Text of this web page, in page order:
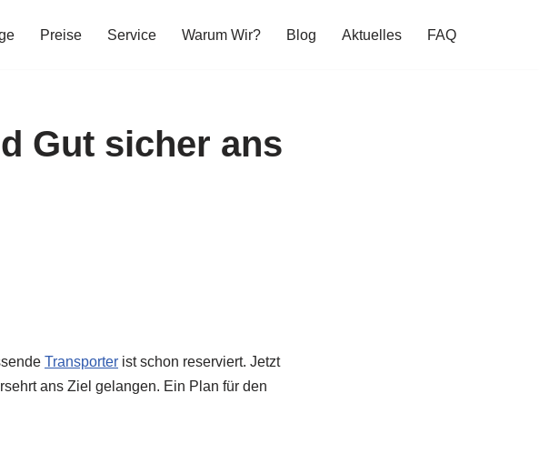
Preise Service Warum Wir? Blog Aktuelles FAQ
Gut sicher ans
Transporter ist schon reserviert. Jetzt
ans Ziel gelangen. Ein Plan für den